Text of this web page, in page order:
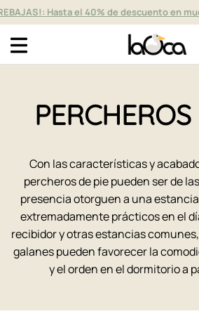
Hasta el 40% de descuento en
Con las características y
percheros de pie pueden ser de
presencia otorguen a una
extremadamente prácticos en el
recibidor y otras estancias
galanes pueden favorecer la
y el orden en el dormitorio a